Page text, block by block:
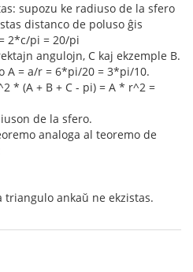
supozu ke radiuso de la sfero
distanco de poluso ĝis
2*c/pi = 20/pi
angulojn, C kaj ekzemple B.
A = a/r = 6*pi/20 = 3*pi/10.
* (A + B + C - pi) = A * r^2 =
de la sfero.
analoga al teoremo de
triangulo ankaŭ ne ekzistas.